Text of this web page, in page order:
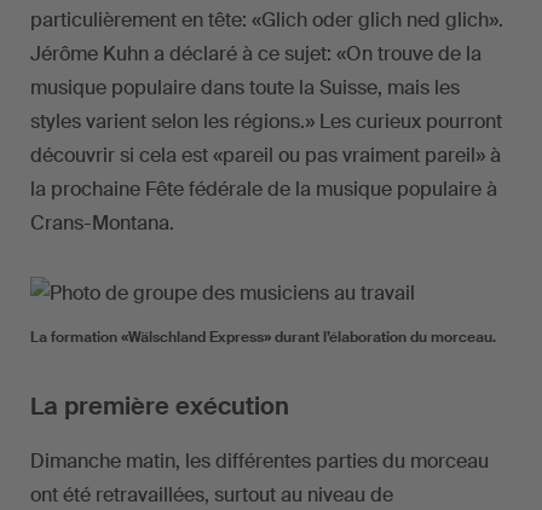
particulièrement en tête: «Glich oder glich ned glich».
Jérôme Kuhn a déclaré à ce sujet: «On trouve de la
musique populaire dans toute la Suisse, mais les
styles varient selon les régions.» Les curieux pourront
découvrir si cela est «pareil ou pas vraiment pareil» à
la prochaine Fête fédérale de la musique populaire à
Crans-Montana.
La formation «Wälschland Express» durant l’élaboration du morceau.
La première exécution
Dimanche matin, les différentes parties du morceau
ont été retravaillées, surtout au niveau de